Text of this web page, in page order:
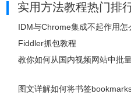
实用方法教程热门排
IDM与Chrome集成不起作用怎
Fiddler抓包教程
教你如何从国内视频网站中批
图文详解如何将书签